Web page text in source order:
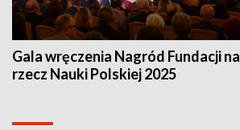
Gala wręczenia Nagród Fundacji na
rzecz Nauki Polskiej 2025